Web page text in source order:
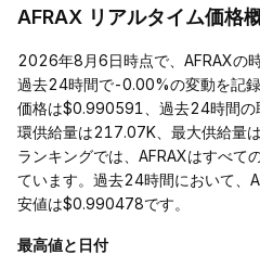
AFRAX リアルタイム価格
2026年8月6日時点で、AFRAXの
過去24時間で-0.00%の変動を記
価格は$0.990591、過去24時間
環供給量は217.07K、最大供給量
ランキングでは、AFRAXはすべて
ています。過去24時間において、
安値は$0.990478です。
最高値と日付